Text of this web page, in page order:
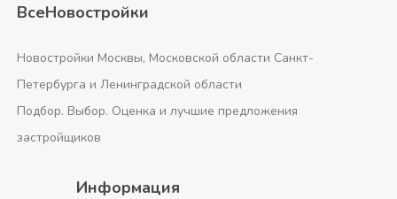
ВсеНовостройки
Новостройки Москвы, Московской области Санкт-
Петербурга и Ленинградской области
Подбор. Выбор. Оценка и лучшие предложения
застройщиков
Информация